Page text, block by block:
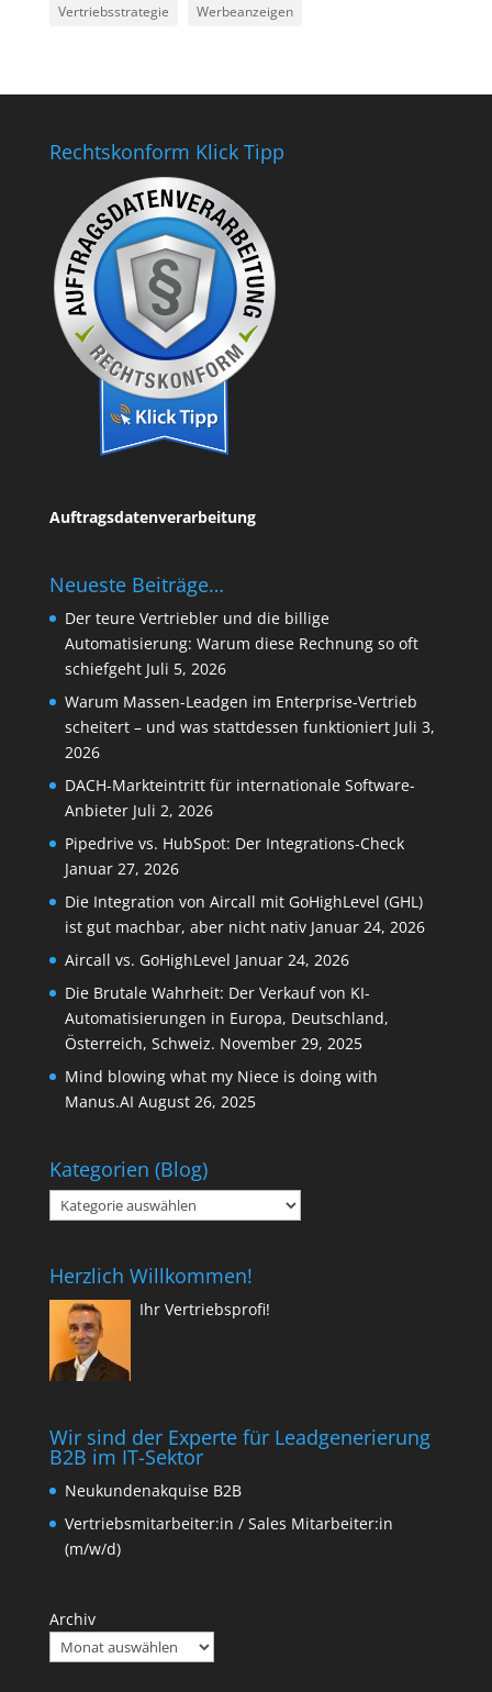
Vertriebsstrategie
Werbeanzeigen
Rechtskonform Klick Tipp
Auftragsdatenverarbeitung
Neueste Beiträge…
Der teure Vertriebler und die billige
Automatisierung: Warum diese Rechnung so oft
schiefgeht Juli 5, 2026
Warum Massen-Leadgen im Enterprise-Vertrieb
scheitert – und was stattdessen funktioniert Juli 3,
2026
DACH-Markteintritt für internationale Software-
Anbieter Juli 2, 2026
Pipedrive vs. HubSpot: Der Integrations-Check
Januar 27, 2026
Die Integration von Aircall mit GoHighLevel (GHL)
ist gut machbar, aber nicht nativ Januar 24, 2026
Aircall vs. GoHighLevel Januar 24, 2026
Die Brutale Wahrheit: Der Verkauf von KI-
Automatisierungen in Europa, Deutschland,
Österreich, Schweiz. November 29, 2025
Mind blowing what my Niece is doing with
Manus.AI August 26, 2025
Kategorien (Blog)
Kategorien
(Blog)
Herzlich Willkommen!
Ihr Vertriebsprofi!
Wir sind der Experte für Leadgenerierung
B2B im IT-Sektor
Neukundenakquise B2B
Vertriebsmitarbeiter:in / Sales Mitarbeiter:in
(m/w/d)
Archiv